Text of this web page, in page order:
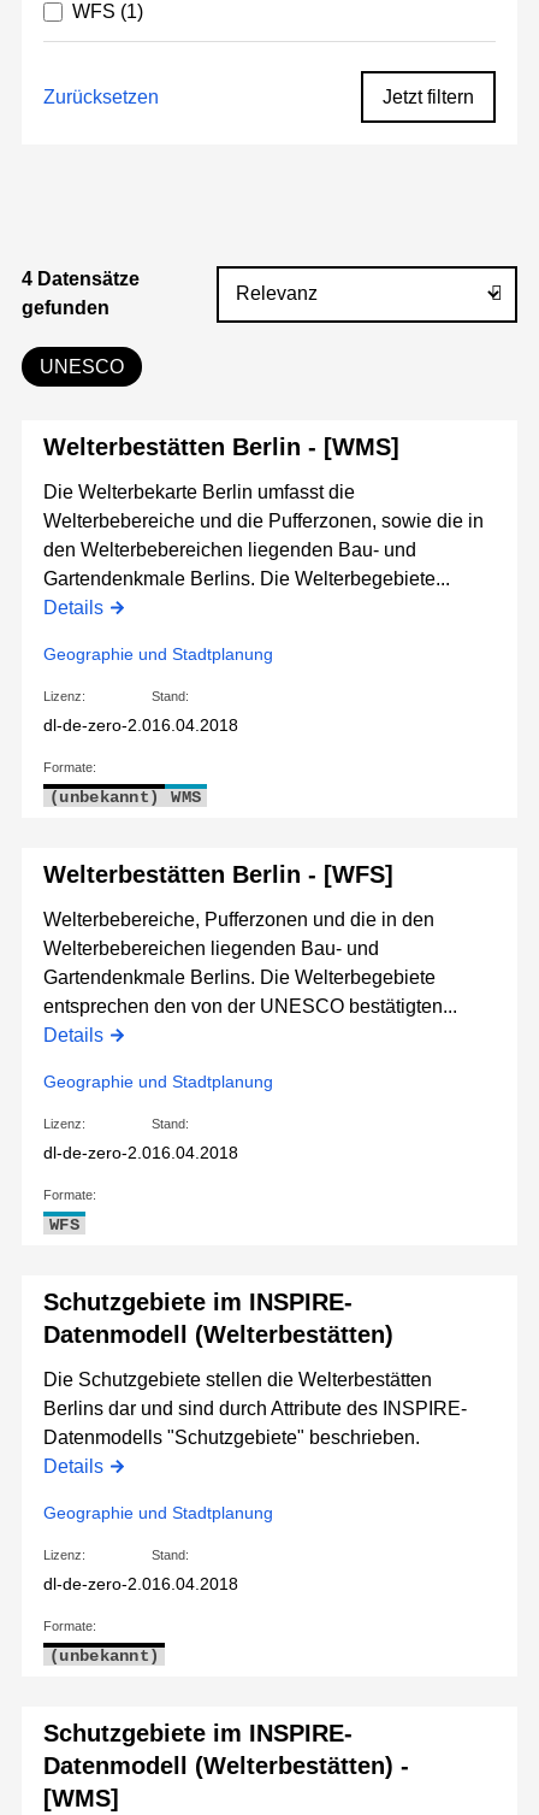
WFS (1)
Zurücksetzen Jetzt filtern
4 Datensätze
gefunden
UNESCO
Welterbestätten Berlin - [WMS]
Die Welterbekarte Berlin umfasst die
Welterbebereiche und die Pufferzonen, sowie die in
den Welterbebereichen liegenden Bau- und
Gartendenkmale Berlins. Die Welterbegebiete...
Details
Geographie und Stadtplanung
Lizenz:
dl-de-zero-2.0
Stand:
16.04.2018
Formate:
(unbekannt) WMS
Welterbestätten Berlin - [WFS]
Welterbebereiche, Pufferzonen und die in den
Welterbebereichen liegenden Bau- und
Gartendenkmale Berlins. Die Welterbegebiete
entsprechen den von der UNESCO bestätigten...
Details
Geographie und Stadtplanung
Lizenz:
dl-de-zero-2.0
Stand:
16.04.2018
Formate:
WFS
Schutzgebiete im INSPIRE-
Datenmodell (Welterbestätten)
Die Schutzgebiete stellen die Welterbestätten
Berlins dar und sind durch Attribute des INSPIRE-
Datenmodells "Schutzgebiete" beschrieben.
Details
Geographie und Stadtplanung
Lizenz:
dl-de-zero-2.0
Stand:
16.04.2018
Formate:
(unbekannt)
Schutzgebiete im INSPIRE-
Datenmodell (Welterbestätten) -
[WMS]